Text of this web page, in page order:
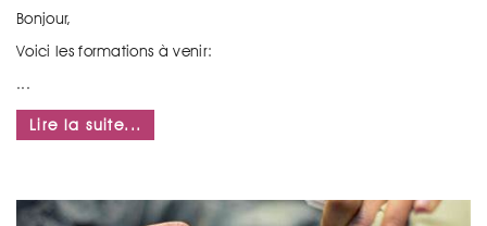
Bonjour,
Voici les formations à venir:
...
Lire la suite...